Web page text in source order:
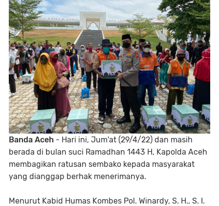
Banda Aceh - Hari ini, Jum'at (29/4/22) dan masih
berada di bulan suci Ramadhan 1443 H, Kapolda Aceh
membagikan ratusan sembako kepada masyarakat
yang dianggap berhak menerimanya.
Menurut Kabid Humas Kombes Pol. Winardy, S. H., S. I.